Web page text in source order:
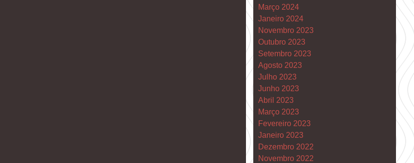
Março 2024
Janeiro 2024
Novembro 2023
Outubro 2023
Setembro 2023
Agosto 2023
Julho 2023
Junho 2023
Abril 2023
Março 2023
Fevereiro 2023
Janeiro 2023
Dezembro 2022
Novembro 2022